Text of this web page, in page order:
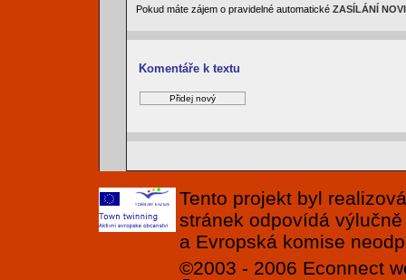
Pokud máte zájem o pravidelné automatické ZASÍLÁNÍ
Komentáře k textu
Tento projekt byl
stránek odpovídá
a Evropská komise
©2003 - 2006 Econnect